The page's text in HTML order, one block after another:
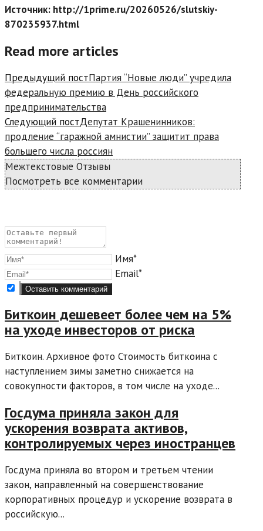
Источник: http://1prime.ru/20260526/slutskiy-
870235937.html
Read more articles
Предыдущий постПартия “Новые люди” учредила
федеральную премию в День российского
предпринимательства
Следующий постДепутат Крашенинников:
продление “гаражной амнистии” защитит права
большего числа россиян
Межтекстовые Отзывы
Посмотреть все комментарии
Имя*
Email*
Биткоин дешевеет более чем на 5%
на уходе инвесторов от риска
Биткоин. Архивное фото Стоимость биткоина с
наступлением зимы заметно снижается на
совокупности факторов, в том числе на уходе...
Госдума приняла закон для
ускорения возврата активов,
контролируемых через иностранцев
Госдума приняла во втором и третьем чтении
закон, направленный на совершенствование
корпоративных процедур и ускорение возврата в
российскую...